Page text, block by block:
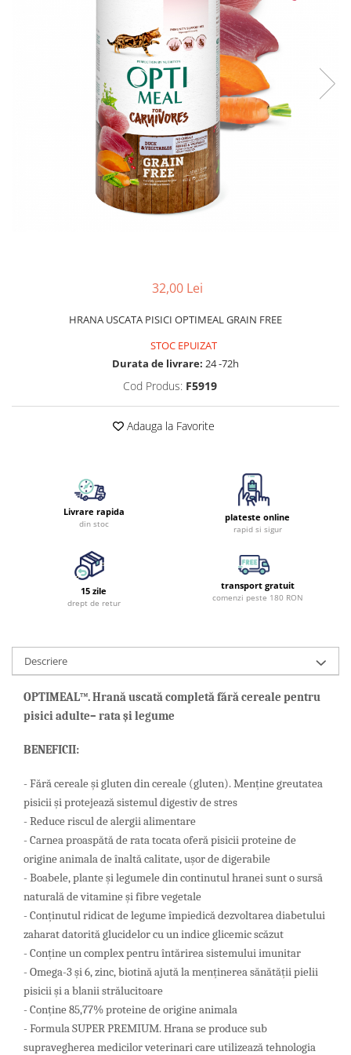
32,00 Lei
HRANA USCATA PISICI OPTIMEAL GRAIN FREE
STOC EPUIZAT
Durata de livrare: 24 -72h
Cod Produs: F5919
Adauga la Favorite
Livrare rapida
din stoc
plateste online
rapid si sigur
15 zile
drept de retur
transport gratuit
comenzi peste 180 RON
Descriere
OPTIMEAL™. Hrană uscată completă fără cereale pentru
pisici adulte– rata şi legume
BENEFICII:
- Fără cereale și gluten din cereale (gluten). Menține greutatea
pisicii și protejează sistemul digestiv de stres
- Reduce riscul de alergii alimentare
- Carnea proaspătă de rata tocata oferă pisicii proteine ​​de
origine animala de înaltă calitate, ușor de digerabile
- Boabele, plante și legumele din continutul hranei sunt o sursă
naturală de vitamine și fibre vegetale
- Conținutul ridicat de legume împiedică dezvoltarea diabetului
zaharat datorită glucidelor cu un indice glicemic scăzut
- Conține un complex pentru întărirea sistemului imunitar
- Omega-3 și 6, zinc, biotină ajută la menținerea sănătății pielii
pisicii și a blanii strălucitoare
- Conține 85,77% proteine ​​de origine animala
- Formula SUPER PREMIUM. Hrana se produce sub
supravegherea medicilor veterinari care utilizează tehnologia